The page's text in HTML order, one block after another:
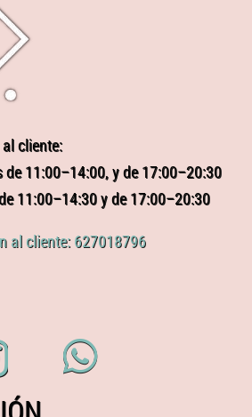
cliente:
de 11:00–14:00, y de 17:00–20:30
11:00–14:30 y de 17:00–20:30
al cliente: 627018796